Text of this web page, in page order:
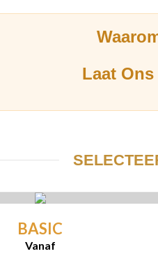
Laat
BASIC
Vanaf